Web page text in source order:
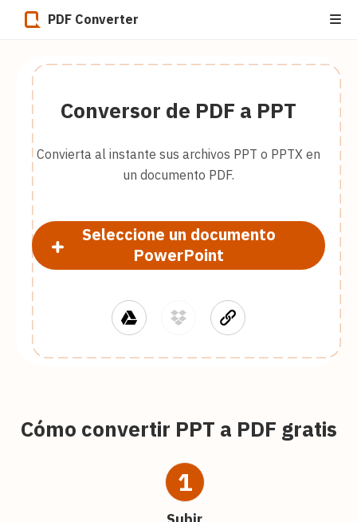
PDF Converter
Conversor de PDF a PPT
Convierta al instante sus archivos PPT o PPTX en
un documento PDF.
Seleccione un documento
PowerPoint
Cómo convertir PPT a PDF gratis
1